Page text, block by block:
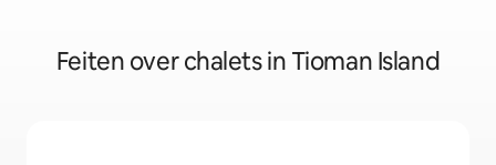
Feiten over chalets in Tioman Island